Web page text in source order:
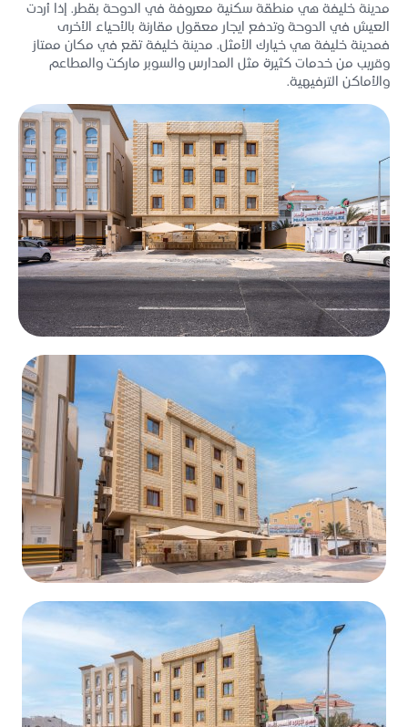
مدينة خليفة هي منطقة سكنية معروفة في الدوحة بقطر. إذا أردت
العيش في الدوحة وتدفع ايجار معقول مقارنة بالأحياء الأخرى
فمدينة خليفة هي خيارك الأمثل. مدينة خليفة تقع في مكان ممتاز
وقريب من خدمات كثيرة مثل المدارس والسوبر ماركت والمطاعم
والأماكن الترفيهية.